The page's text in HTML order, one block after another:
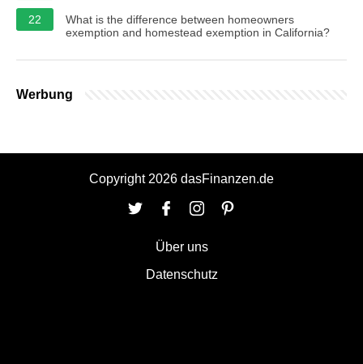
22
What is the difference between homeowners
exemption and homestead exemption in California?
Werbung
Copyright 2026 dasFinanzen.de
Über uns
Datenschutz